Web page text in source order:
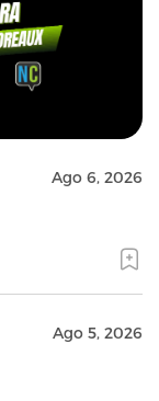
Ago 6, 2026
Ago 5, 2026